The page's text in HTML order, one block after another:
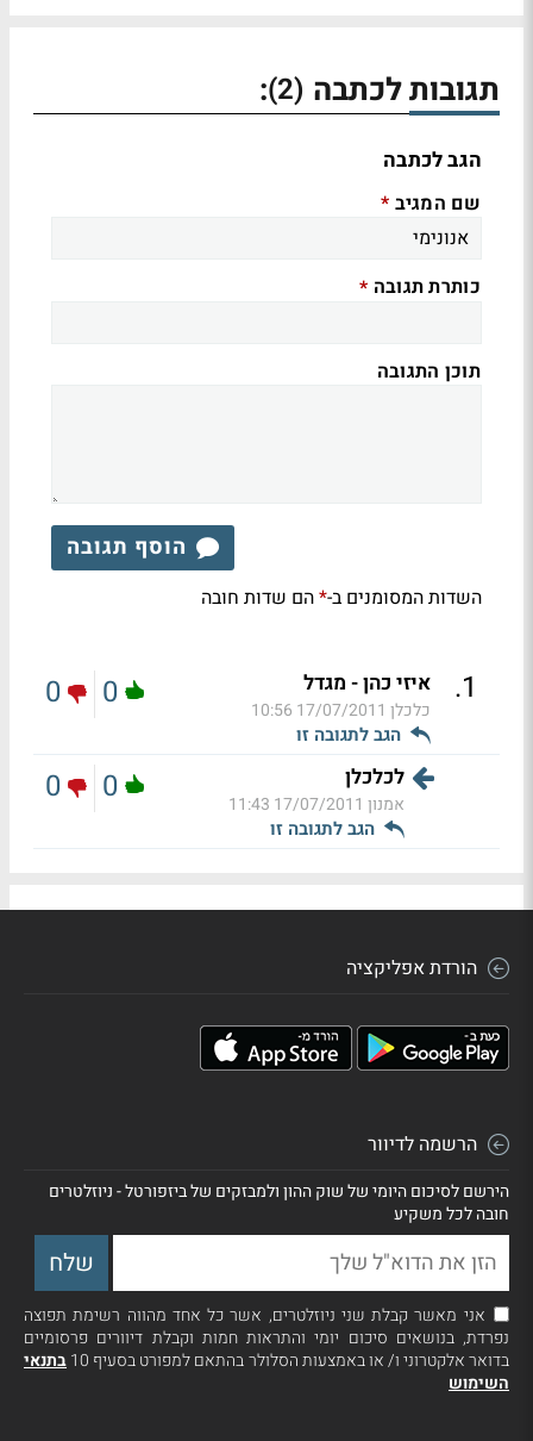
תגובות לכתבה (2)
:
הגב לכתבה
שם המגיב *
כותרת תגובה *
תוכן התגובה
הוסף תגובה
השדות המסומנים ב-*הם שדות חובה
1
. איזי כהן - מגדל
כלכלן 17/07/2011 10:56
הגב לתגובה זו
0
0
לכלכלן
אמנון 17/07/2011 11:43
הגב לתגובה זו
0
0
הורדת אפליקציה
הרשמה לדיוור
הירשם לסיכום היומי של שוק ההון ולמבזקים של ביזפורטל - ניוזלטרים
חובה לכל משקיע
אני מאשר קבלת שני ניוזלטרים, אשר כל אחד מהווה רשימת תפוצה
נפרדת, בנושאים סיכום יומי והתראות חמות וקבלת דיוורים פרסומיים
בדואר אלקטרוני ו/ או באמצעות הסלולר בהתאם למפורט בסעיף 10
בתנאי
השימוש